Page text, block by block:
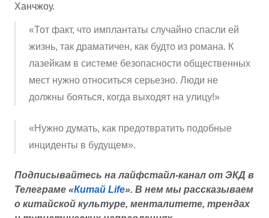
Ханчжоу.
«Тот факт, что имплантаты случайно спасли ей
жизнь, так драматичен, как будто из романа. К
лазейкам в системе безопасности общественных
мест нужно относиться серьезно. Люди не
должны бояться, когда выходят на улицу!»
«Нужно думать, как предотвратить подобные
инциденты в будущем».
Подписывайтесь на лайфстайл-канал от ЭКД в
Телеграме «Китай Life». В нем мы рассказываем
о китайской культуре, менталитете, трендах